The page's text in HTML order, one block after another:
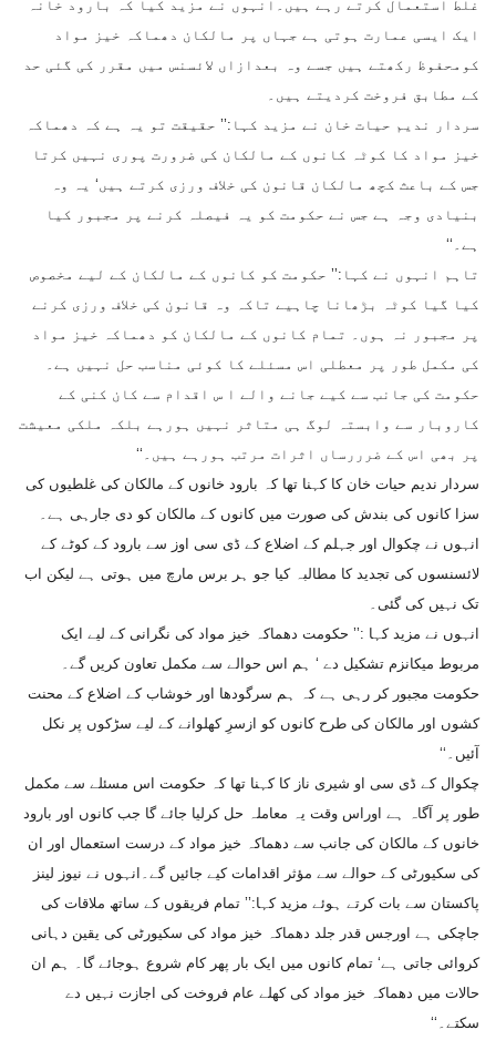
غلط استعمال کرتے رہے ہیں۔انہوں نے مزید کیا کہ بارود خانہ
ایک ایسی عمارت ہوتی ہے جہاں پر مالکان دھماکہ خیز مواد
کومحفوظ رکھتے ہیں جسے وہ بعدازاں لائسنس میں مقرر کی گئی حد
کے مطابق فروخت کردیتے ہیں۔
سردار ندیم حیات خان نے مزید کہا:’’ حقیقت تو یہ ہے کہ دھماکہ
خیز مواد کا کوٹہ کانوں کے مالکان کی ضرورت پوری نہیں کرتا
جس کے باعث کچھ مالکان قانون کی خلاف ورزی کرتے ہیں‘ یہ وہ
بنیادی وجہ ہے جس نے حکومت کو یہ فیصلہ کرنے پر مجبور کیا
ہے۔‘‘
تاہم انہوں نے کہا:’’ حکومت کو کانوں کے مالکان کے لیے مخصوص
کیا گیا کوٹہ بڑھانا چاہیے تاکہ وہ قانون کی خلاف ورزی کرنے
پر مجبور نہ ہوں۔ تمام کانوں کے مالکان کو دھماکہ خیز مواد
کی مکمل طور پر معطلی اس مسئلے کا کوئی مناسب حل نہیں ہے۔
حکومت کی جانب سے کیے جانے والے ا س اقدام سے کان کنی کے
کاروبار سے وابستہ لوگ ہی متاثر نہیں ہورہے بلکہ ملکی معیشت
پر بھی اس کے ضرررساں اثرات مرتب ہورہے ہیں۔‘‘
سردار ندیم حیات خان کا کہنا تھا کہ بارود خانوں کے مالکان کی غلطیوں کی
سزا کانوں کی بندش کی صورت میں کانوں کے مالکان کو دی جارہی ہے۔
انہوں نے چکوال اور جہلم کے اضلاع کے ڈی سی اوز سے بارود کے کوٹے کے
لائسنسوں کی تجدید کا مطالبہ کیا جو ہر برس مارچ میں ہوتی ہے لیکن اب
تک نہیں کی گئی۔
انہوں نے مزید کہا :’’ حکومت دھماکہ خیز مواد کی نگرانی کے لیے ایک
مربوط میکانزم تشکیل دے ‘ ہم اس حوالے سے مکمل تعاون کریں گے۔
حکومت مجبور کر رہی ہے کہ ہم سرگودھا اور خوشاب کے اضلاع کے محنت
کشوں اور مالکان کی طرح کانوں کو ازسرِ کھلوانے کے لیے سڑکوں پر نکل
آئیں۔‘‘
چکوال کے ڈی سی او شیری ناز کا کہنا تھا کہ حکومت اس مسئلے سے مکمل
طور پر آگاہ ہے اوراس وقت یہ معاملہ حل کرلیا جائے گا جب کانوں اور بارود
خانوں کے مالکان کی جانب سے دھماکہ خیز مواد کے درست استعمال اور ان
کی سکیورٹی کے حوالے سے مؤثر اقدامات کیے جائیں گے۔انہوں نے نیوز لینز
پاکستان سے بات کرتے ہوئے مزید کہا:’’ تمام فریقوں کے ساتھ ملاقات کی
جاچکی ہے اورجس قدر جلد دھماکہ خیز مواد کی سکیورٹی کی یقین دہانی
کروائی جاتی ہے‘ تمام کانوں میں ایک بار پھر کام شروع ہوجائے گا۔ ہم ان
حالات میں دھماکہ خیز مواد کی کھلے عام فروخت کی اجازت نہیں دے
سکتے۔‘‘